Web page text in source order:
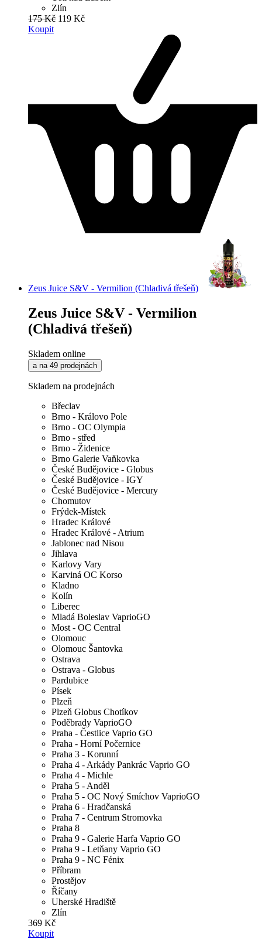
Zlín
175 Kč 119 Kč
Koupit
Zeus Juice S&V - Vermilion (Chladivá třešeň)
Zeus Juice S&V - Vermilion
(Chladivá třešeň)
Skladem online
a na 49 prodejnách
Skladem na prodejnách
Břeclav
Brno - Královo Pole
Brno - OC Olympia
Brno - střed
Brno - Židenice
Brno Galerie Vaňkovka
České Budějovice - Globus
České Budějovice - IGY
České Budějovice - Mercury
Chomutov
Frýdek-Místek
Hradec Králové
Hradec Králové - Atrium
Jablonec nad Nisou
Jihlava
Karlovy Vary
Karviná OC Korso
Kladno
Kolín
Liberec
Mladá Boleslav VaprioGO
Most - OC Central
Olomouc
Olomouc Šantovka
Ostrava
Ostrava - Globus
Pardubice
Písek
Plzeň
Plzeň Globus Chotíkov
Poděbrady VaprioGO
Praha - Čestlice Vaprio GO
Praha - Horní Počernice
Praha 3 - Korunní
Praha 4 - Arkády Pankrác Vaprio GO
Praha 4 - Michle
Praha 5 - Anděl
Praha 5 - OC Nový Smíchov VaprioGO
Praha 6 - Hradčanská
Praha 7 - Centrum Stromovka
Praha 8
Praha 9 - Galerie Harfa Vaprio GO
Praha 9 - Letňany Vaprio GO
Praha 9 - NC Fénix
Příbram
Prostějov
Říčany
Uherské Hradiště
Zlín
369 Kč
Koupit